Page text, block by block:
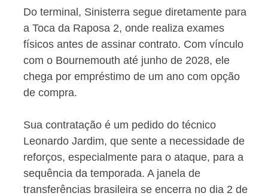
Do terminal, Sinisterra segue diretamente para
a Toca da Raposa 2, onde realiza exames
físicos antes de assinar contrato. Com vínculo
com o Bournemouth até junho de 2028, ele
chega por empréstimo de um ano com opção
de compra.
Sua contratação é um pedido do técnico
Leonardo Jardim, que sente a necessidade de
reforços, especialmente para o ataque, para a
sequência da temporada. A janela de
transferências brasileira se encerra no dia 2 de